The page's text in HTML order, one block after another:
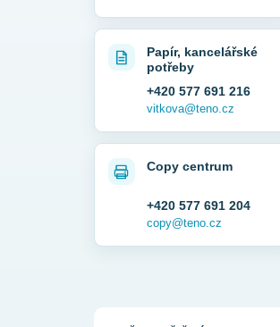
Papír, kancelářské
potřeby
+420 577 691 216
vitkova@teno.cz
Copy centrum
+420 577 691 204
copy@teno.cz